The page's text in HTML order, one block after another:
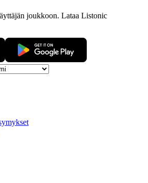
joukkoon. Lataa Listonic